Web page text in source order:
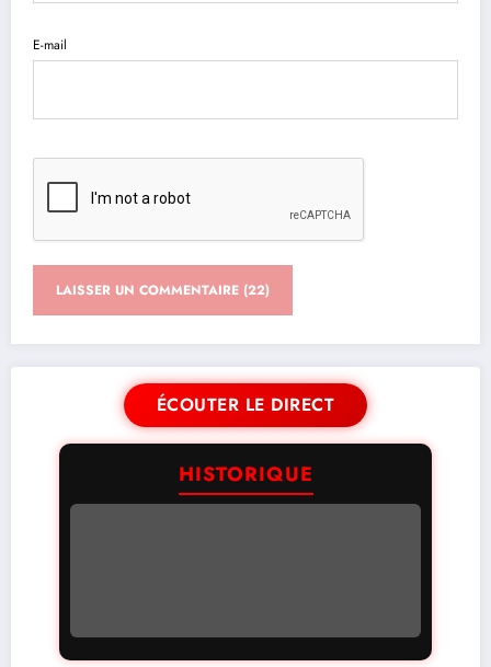
E-mail
ÉCOUTER LE DIRECT
HISTORIQUE